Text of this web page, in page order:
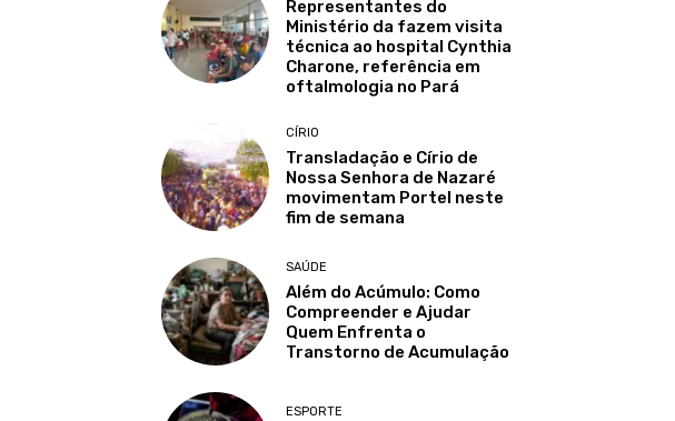
Representantes do
Ministério da fazem visita
técnica ao hospital Cynthia
Charone, referência em
oftalmologia no Pará
CÍRIO
Transladação e Círio de
Nossa Senhora de Nazaré
movimentam Portel neste
fim de semana
SAÚDE
Além do Acúmulo: Como
Compreender e Ajudar
Quem Enfrenta o
Transtorno de Acumulação
ESPORTE